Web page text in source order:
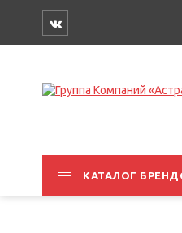
КАТАЛОГ